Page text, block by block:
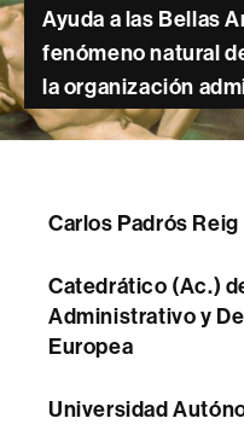
Ayuda a las Bellas
fenómeno natural
la organización
Carlos Padrós Reig
Catedrático (Ac.)
Administrativo y
Europea
Universidad